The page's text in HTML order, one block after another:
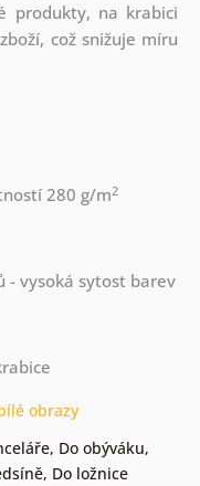
produkty, na krabici
což snižuje míru
280 g/m2
- vysoká sytost barev
obrazy
, Do obýváku,
, Do ložnice